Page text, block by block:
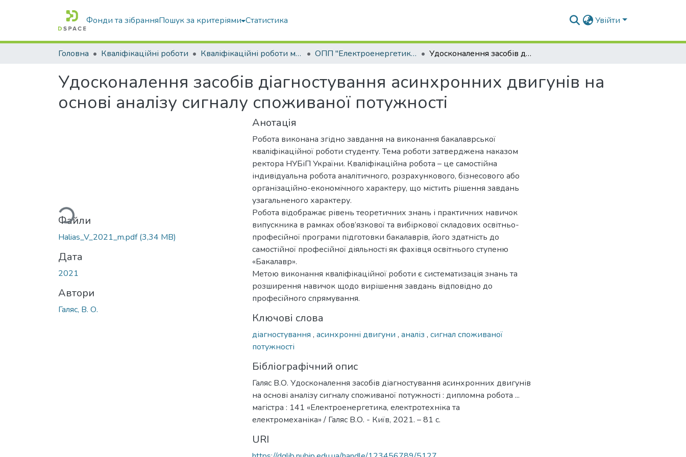
Фонди та зібранняПошук за критеріями Статистика Увійти
Головна Кваліфікаційні роботи Кваліфікаційні роботи магістрів ОПП "Електроенергетика, електротехніка та електромеханіка" Удосконалення засобів діагностування асинхронних двигунів на основі аналізу сигналу споживаної потужності
Удосконалення засобів діагностування асинхронних двигунів на
основі аналізу сигналу споживаної потужності
Вантажиться...
Файли
Halias_V_2021_m.pdf(3,34 MB)
Дата
2021
Автори
Галяс, В. О.
Анотація
Робота виконана згідно завдання на виконання бакалаврської
кваліфікаційної роботи студенту. Тема роботи затверджена наказом
ректора НУБіП України. Кваліфікаційна робота – це самостійна
індивідуальна робота аналітичного, розрахункового, бізнесового або
організаційно-економічного характеру, що містить рішення завдань
узагальненого характеру.
Робота відображає рівень теоретичних знань і практичних навичок
випускника в рамках обов’язкової та вибіркової складових освітньо-
професійної програми підготовки бакалаврів, його здатність до
самостійної професійної діяльності як фахівця освітнього ступеню
«Бакалавр».
Метою виконання кваліфікаційної роботи є систематизація знань та
розширення навичок щодо вирішення завдань відповідно до
професійного спрямування.
Ключові слова
діагностування , асинхронні двигуни , аналіз , сигнал споживаної
потужності
Бібліографічний опис
Галяс В.О. Удосконалення засобів діагностування асинхронних двигунів
на основі аналізу сигналу споживаної потужності : дипломна робота ...
магістра : 141 «Електроенергетика, електротехніка та
електромеханіка» / Галяс В.О. - Київ, 2021. – 81 с.
URI